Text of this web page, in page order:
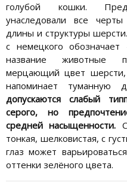
голубой кошки.
унаследовали все
длины и структуры
с немецкого обозначает
название животные
мерцающий цвет шерсти,
напоминает туманную
допускаются слабый
серого, но
средней насыщенности.
тонкая, шелковистая, с
глаз может
оттенки зелёного цвета.